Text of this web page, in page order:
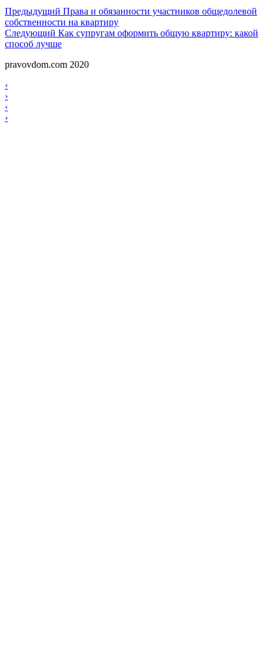
Навигация
по
записям
Предыдущий Предыдущий
Права и обязанности участников общедолевой
собственности на квартиру
Следующий Следующий
Как супругам оформить общую квартиру: какой
способ лучше
pravovdom.com 2020
Scroll
Up
Навигация
по
записям
‹
›
Навигация
по
‹
›